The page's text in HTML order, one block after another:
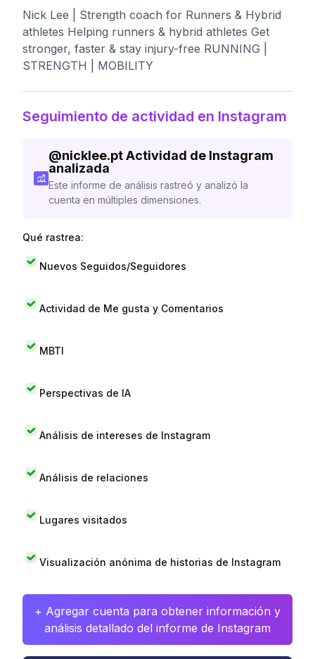
Nick Lee | Strength coach for Runners & Hybrid
athletes Helping runners & hybrid athletes Get
stronger, faster & stay injury-free RUNNING |
STRENGTH | MOBILITY
Seguimiento de actividad en Instagram
@nicklee.ptActividad de Instagram
analizada
Este informe de análisis rastreó y analizó la
cuenta en múltiples dimensiones.
Qué rastrea:
Nuevos Seguidos/Seguidores
Actividad de Me gusta y Comentarios
MBTI
Perspectivas de IA
Análisis de intereses de Instagram
Análisis de relaciones
Lugares visitados
Visualización anónima de historias de Instagram
+ Agregar cuenta para obtener información y
análisis detallado del informe de Instagram